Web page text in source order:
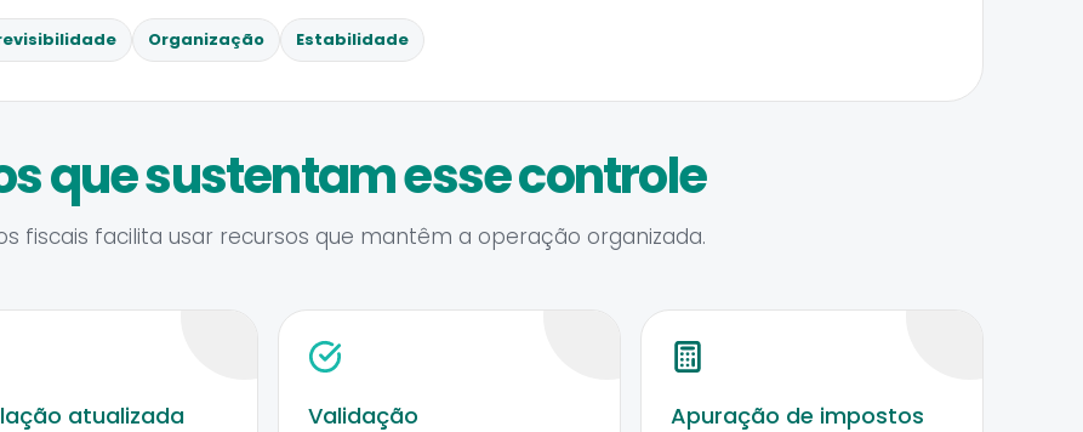
Organização Estabilidade
que sustentam esse controle
fiscais facilita usar recursos que mantêm a operação organizada.
atualizada Validação Apuração de impostos